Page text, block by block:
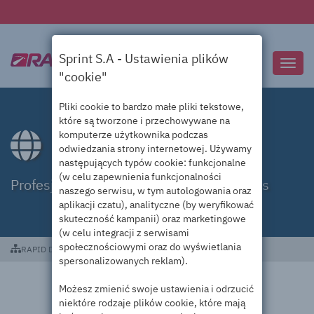
Domeny .properties
Profesjonalna obsługa domen .properties
RAPID DC Domeny .properties
Sprint S.A - Ustawienia plików
"cookie"
Pliki cookie to bardzo małe pliki tekstowe,
które są tworzone i przechowywane na
komputerze użytkownika podczas
odwiedzania strony internetowej. Używamy
następujących typów cookie: funkcjonalne
(w celu zapewnienia funkcjonalności
naszego serwisu, w tym autologowania oraz
aplikacji czatu), analityczne (by weryfikować
skuteczność kampanii) oraz marketingowe
(w celu integracji z serwisami
społecznościowymi oraz do wyświetlania
spersonalizowanych reklam).
Możesz zmienić swoje ustawienia i odrzucić
niektóre rodzaje plików cookie, które mają